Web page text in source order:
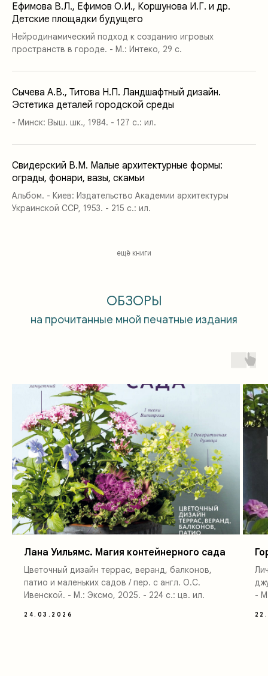
Ефимова В.Л., Ефимов О.И., Коршунова И.Г. и др.
Детские площадки будущего
Нейродинамический подход к созданию игровых
пространств в городе. - М.: Интеко, 29 с.
Сычева А.В., Титова Н.П. Ландшафтный дизайн.
Эстетика деталей городской среды
- Минск: Выш. шк., 1984. - 127 с.: ил.
Свидерский В.М. Малые архитектурные формы:
ограды, фонари, вазы, скамьи
Альбом. - Киев: Издательство Академии архитектуры
Украинской ССР, 1953. - 215 с.: ил.
ещё книги
ОБЗОРЫ
на прочитанные мной печатные издания
Лана Уильямс. Магия контейнерного сада
Цветочный дизайн террас, веранд, балконов,
патио и маленьких садов / пер. с англ. О.С.
Ивенской. - М.: Эксмо, 2025. - 224 с.: цв. ил.
24.03.2026
-